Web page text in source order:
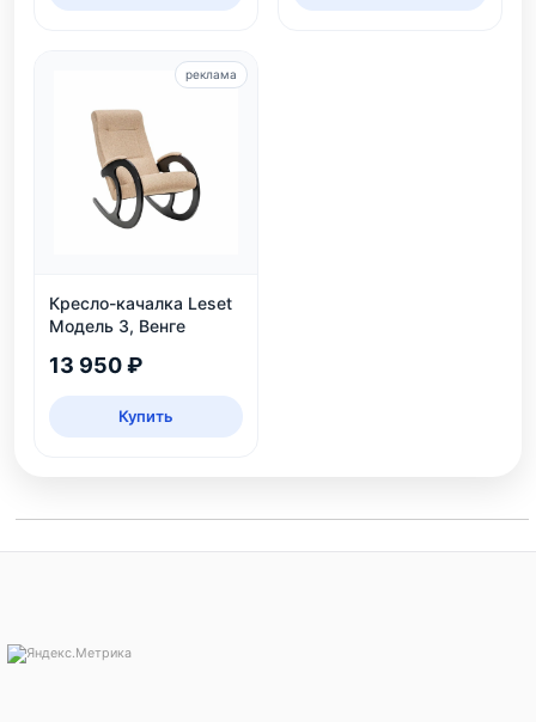
Кресло-качалка Leset
Модель 3, Венге
13 950 ₽
Купить
реклама